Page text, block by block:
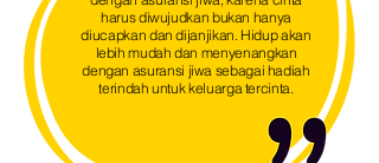
harus diwujudkan bukan hanya
diucapkan dan dijanjikan. Hidup akan
lebih mudah dan menyenangkan
dengan asuransi jiwa sebagai hadiah
terindah untuk keluarga tercinta.